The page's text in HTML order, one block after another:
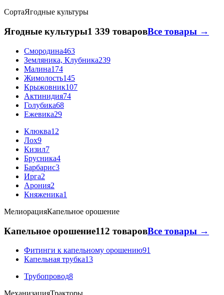
СортаЯгодные культуры
Ягодные культуры1 339 товаровВсе товары →
Смородина463
Земляника, Клубника239
Малина174
Жимолость145
Крыжовник107
Актинидия74
Голубика68
Ежевика29
Клюква12
Лох9
Кизил7
Брусника4
Барбарис3
Ирга2
Арония2
Княженика1
МелиорацияКапельное орошение
Капельное орошение112 товаровВсе товары →
Фитинги к капельному орошению91
Капельная трубка13
Трубопровод8